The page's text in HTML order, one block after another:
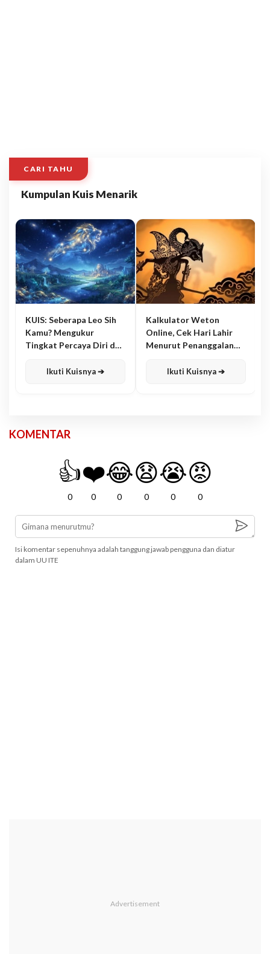
CARI TAHU
Kumpulan Kuis Menarik
KUIS: Seberapa Leo Sih
Kamu? Mengukur
Tingkat Percaya Diri dan
Ikuti Kuisnya ➔
Kalkulator Weton
Online, Cek Hari Lahir
Menurut Penanggalan
Ikuti Kuisnya ➔
KOMENTAR
👍
0
❤️
0
😂
0
😧
0
😭
0
😡
0
Isi komentar sepenuhnya adalah tanggung jawab pengguna dan diatur
dalam UU ITE